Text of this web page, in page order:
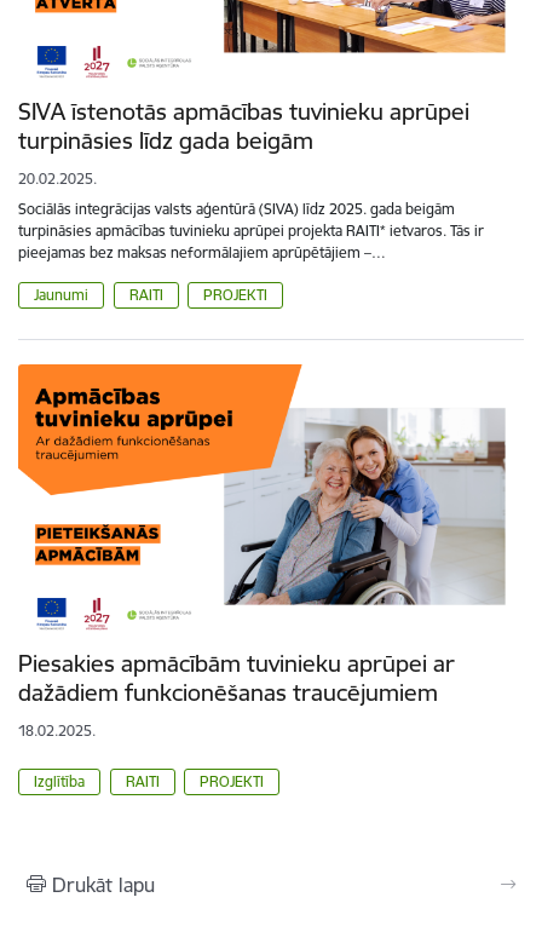
SIVA īstenotās apmācības tuvinieku aprūpei
turpināsies līdz gada beigām
20.02.2025.
Sociālās integrācijas valsts aģentūrā (SIVA) līdz 2025. gada beigām
turpināsies apmācības tuvinieku aprūpei projekta RAITI* ietvaros. Tās ir
pieejamas bez maksas neformālajiem aprūpētājiem –…
Jaunumi RAITI PROJEKTI
Piesakies apmācībām tuvinieku aprūpei ar
dažādiem funkcionēšanas traucējumiem
18.02.2025.
Izglītība RAITI PROJEKTI
Drukāt lapu